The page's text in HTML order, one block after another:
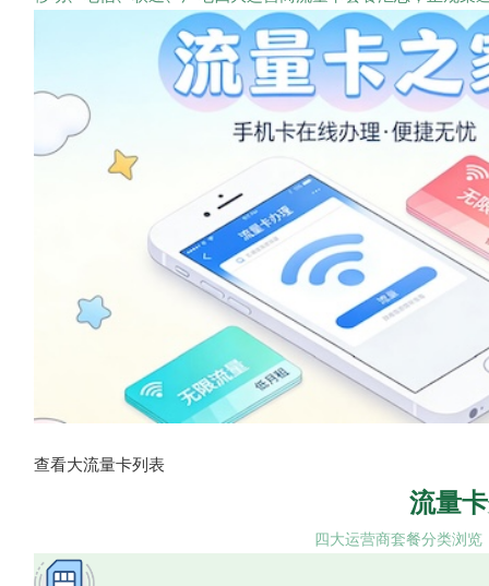
查看大流量卡列表
流量
四大运营商套餐分类浏